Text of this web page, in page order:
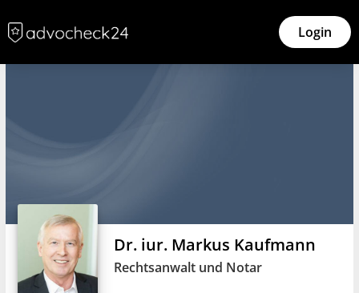
Login
Dr. iur. Markus Kaufmann
Rechtsanwalt und Notar